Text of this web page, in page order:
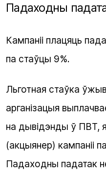
Падаходны
Кампаніі плацяць
па стаўцы 9%.
Льготная стаўка
арганізацыя
на дывідэнды ў ПВТ,
(акцыянер) кампаніі
Падаходны падатак